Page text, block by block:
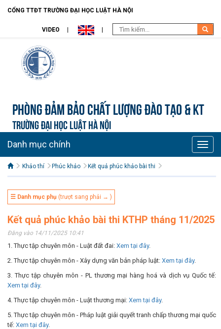
CỔNG TTĐT TRƯỜNG ĐẠI HỌC LUẬT HÀ NỘI
VIDEO
Phòng Đảm bảo chất lượng đào tạo & KT
TRƯỜNG ĐẠI HỌC LUẬT HÀ NỘI
Toggle
Danh mục chính
Khảo thí Phúc khảo Kết quả phúc khảo bài thi
☰ Danh mục phụ (trượt sang phải → )
Kết quả phúc khảo bài thi KTHP tháng 11/2025
Đăng vào 14/11/2025 10:41
1. Thực tập chuyên môn - Luật đất đai: Xem tại đây.
2. Thực tập chuyên môn - Xây dựng văn bản pháp luật: Xem tại đây.
3. Thực tập chuyên môn - PL thương mại hàng hoá và dịch vụ Quốc tế:
Xem tại đây.
4. Thực tập chuyên môn - Luật thương mại: Xem tại đây.
5. Thực tập chuyên môn - Pháp luật giải quyết tranh chấp thương mại quốc
tế: Xem tại đây.